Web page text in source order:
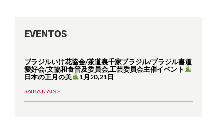
EVENTOS
ブラジルいけ花協会/茶道裏千家ブラジル/ブラジル書道
愛好会/文協和食普及委員会,工芸委員会主催イベント
日本の正月の美
1月20,21日
SAIBA MAIS >